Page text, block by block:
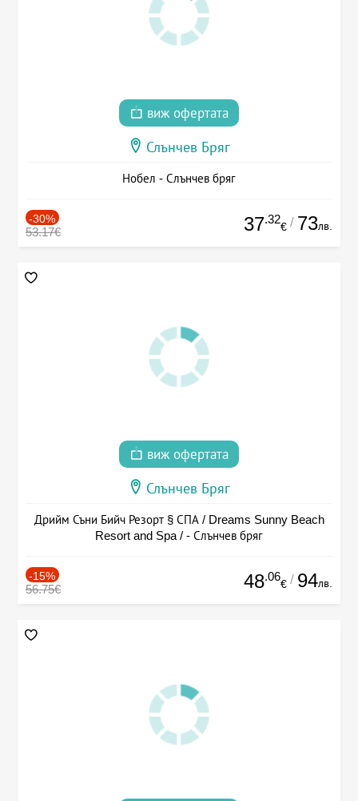
виж офертата
Слънчев Бряг
Нобел - Слънчев бряг
-30%
53.17€ 37.32
€ / 73лв.
виж офертата
Слънчев Бряг
Дрийм Съни Бийч Резорт § СПА / Dreams Sunny Beach
Resort and Spa / - Слънчев бряг
-15%
56.75€ 48.06
€ / 94лв.